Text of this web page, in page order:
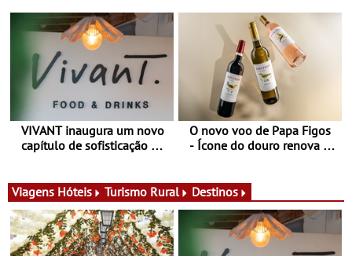
VIVANT inaugura um novo
capítulo de sofisticação no
na Quinta do Lago com
uma experiência que une
gastronomia mediterrânica,
cocktails de assinatura e
música
O novo voo de Papa Figos
- Ícone do douro renova a
líder
Viagens Hóteis Turismo Rural Destinos